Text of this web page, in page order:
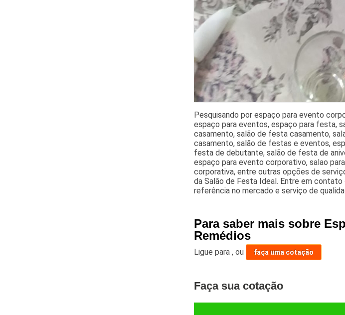
Pesquisando por espaço para evento
espaço para eventos, espaço para festa,
casamento, salão de festa casamento,
casamento, salão de festas e eventos,
festa de debutante, salão de festa de
espaço para evento corporativo, salao
corporativa, entre outras opções de
da Salão de Festa Ideal. Entre em
referência no mercado e serviço de
Para saber mais sobre
Remédios
Ligue para,ou faça uma cotação
Faça sua cotação